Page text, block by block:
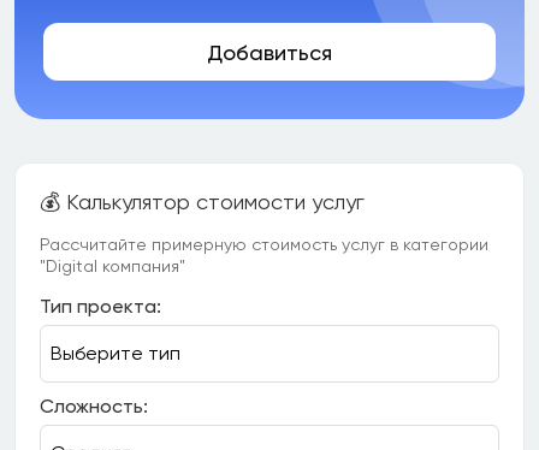
Добавиться
💰 Калькулятор стоимости услуг
Рассчитайте примерную стоимость услуг в категории
"Digital компания"
Тип проекта:
Сложность: